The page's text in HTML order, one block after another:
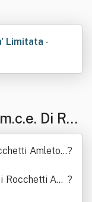
Limitata •
Di Roc
Amleto -?
Rocchetti Aml ?